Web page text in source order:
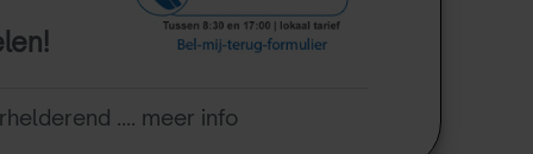
.... meer info